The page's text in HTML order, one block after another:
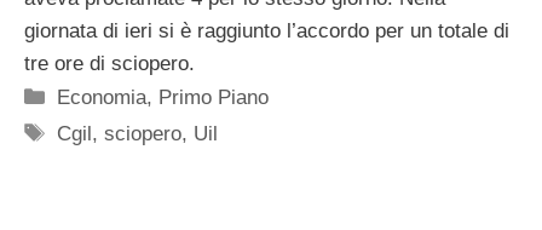
giornata di ieri si è raggiunto l’accordo per un totale di
tre ore di sciopero.
Categorie
Economia, Primo Piano
Tag
Cgil,sciopero, Uil